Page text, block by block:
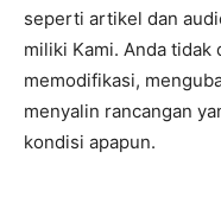
seperti artikel dan
miliki Kami. Anda
memodifikasi,
menyalin rancangan
kondisi apapun.